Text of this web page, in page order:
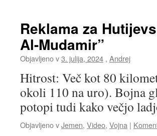
Reklama za
Al-Mudamir”
Objavljeno v3. julija, 2024 , Andrej
Hitrost: Več kot 80
okoli 110 na uro). Bojna
potopi tudi kako večjo
Objavljeno vJemen, Video, Vojna |